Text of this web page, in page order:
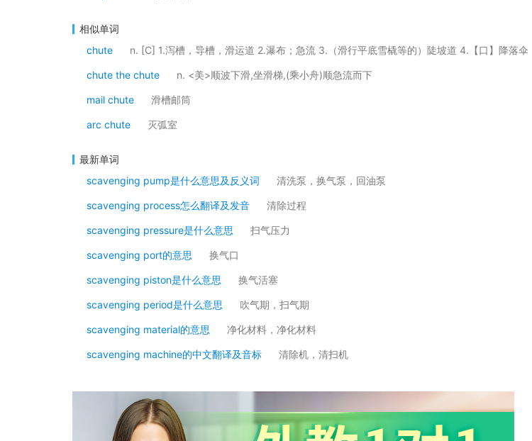
相似单词
chute
n. [C] 1.泻槽，导槽，滑运道 2.瀑布；急流 3.（滑行平底雪橇等的）陡坡道 4.【口】降落伞
chute the chute n. <美>顺波下滑,坐滑梯,(乘小舟)顺急流而下
mail chute 滑槽邮筒
arc chute 灭弧室
最新单词
scavenging pump是什么意思及反义词
清洗泵，换气泵，回油泵
scavenging process怎么翻译及发音 清除过程
scavenging pressure是什么意思 扫气压力
scavenging port的意思 换气口
scavenging piston是什么意思 换气活塞
scavenging period是什么意思 吹气期，扫气期
scavenging material的意思 净化材料，净化材料
scavenging machine的中文翻译及音标 清除机，清扫机